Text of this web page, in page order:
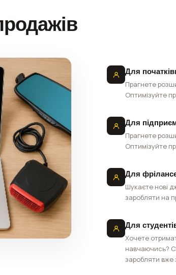
Для
Прагнете
Оптимізуйте
Для
Прагнете
Оптимізуйте
Для
Шукаєте нові
заробляти на
Для
Хочете
навчаючись?
заробляти вже